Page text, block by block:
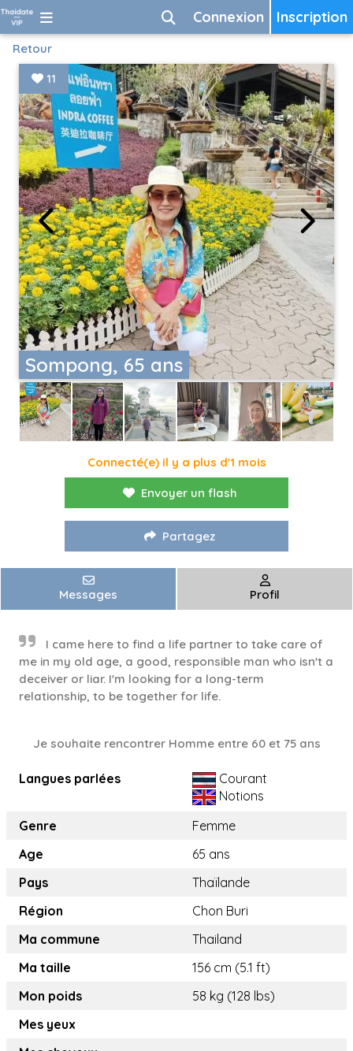
Inscription
Connexion
Retour
Sompong, 65 ans
11
Connecté(e) il y a plus d'1 mois
Envoyer un flash
Partagez
Messages Profil
I came here to find a life partner to take care of
me in my old age, a good, responsible man who isn't a
deceiver or liar. I'm looking for a long-term
relationship, to be together for life.
Je souhaite rencontrer Homme entre 60 et 75 ans
Langues parlées
Courant
Notions
Genre
Femme
Age
65 ans
Pays
Thaïlande
Région
Chon Buri
Ma commune
Thailand
Ma taille
156 cm (5.1 ft)
Mon poids
58 kg (128 lbs)
Mes yeux